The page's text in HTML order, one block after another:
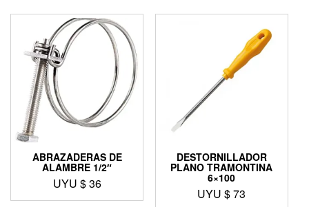
ABRAZADERAS DE
ALAMBRE 1/2″
UYU $36
DESTORNILLADOR
PLANO TRAMONTINA
6×100
UYU $73